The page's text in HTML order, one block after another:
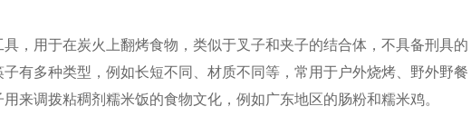
，用于在炭火上翻烤食物，类似于叉子和夹子的结合体，不具备刑具的
有多种类型，例如长短不同、材质不同等，常用于户外烧烤、野外野餐
来调拨粘稠剂糯米饭的食物文化，例如广东地区的肠粉和糯米鸡。